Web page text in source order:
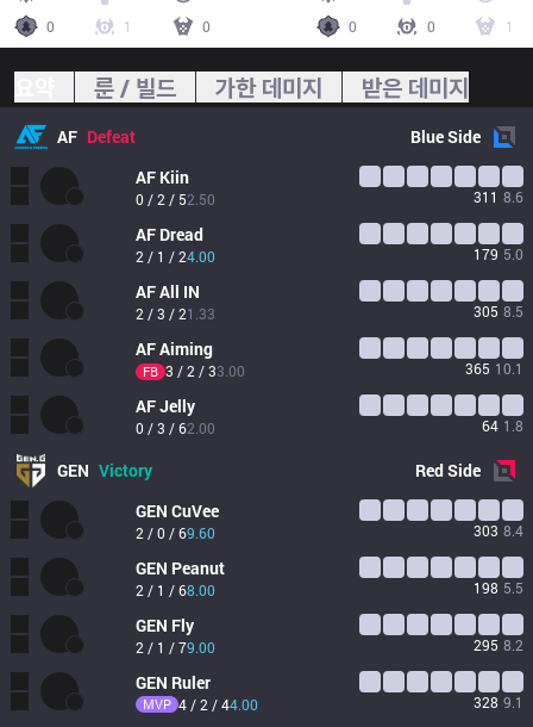
0
1 0
0
0 1
룬 / 빌드 가한 데미지 받은 데미지
AF Defeat BlueSide
AF Kiin
0 / 2 / 52.50 311 8.6
AF Dread
2 / 1 / 24.00 179 5.0
AFAll IN
2 / 3 / 21.33 305 8.5
AFAiming
FB 3 / 2 / 33.00 365 10.1
AFJelly
0 / 3 / 62.00 64 1.8
GEN Victory RedSide
GEN CuVee
2 / 0 / 69.60 303 8.4
GEN Peanut
2 / 1 / 68.00 198 5.5
GEN Fly
2 / 1 / 79.00 295 8.2
GEN Ruler
MVP 4 / 2 / 44.00 328 9.1